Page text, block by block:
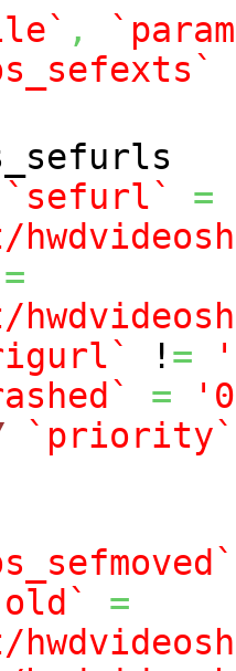
,
`sefurl`
=
=
! =
=
`priority`
=